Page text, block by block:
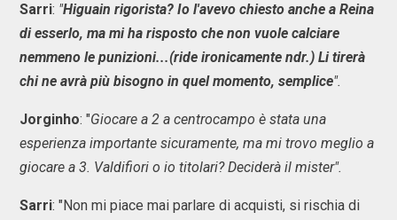
Sarri: "Higuain rigorista? Io l'avevo chiesto anche a Reina
di esserlo, ma mi ha risposto che non vuole calciare
nemmeno le punizioni...(ride ironicamente ndr.) Li tirerà
chi ne avrà più bisogno in quel momento, semplice".
Jorginho: "Giocare a 2 a centrocampo è stata una
esperienza importante sicuramente, ma mi trovo meglio a
giocare a 3. Valdifiori o io titolari? Deciderà il mister".
Sarri: "Non mi piace mai parlare di acquisti, si rischia di